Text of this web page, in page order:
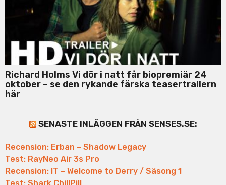
Richard Holms Vi dör i natt får biopremiär 24
oktober – se den rykande färska teasertrailern
här
SENASTE INLÄGGEN FRÅN SENSES.SE:
Recension: Erban – Shadow Legacy
Test: RayNeo Air 3s Pro
Recension: IT – Welcome to Derry / Säsong 1